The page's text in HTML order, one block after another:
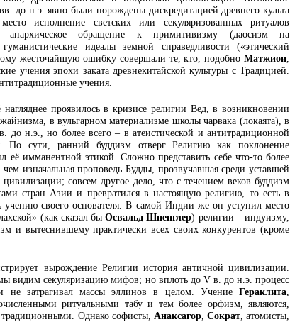
до н.э. явно были порождены дискредитацией древнего культа
исполнение светских или секуляризованных ритуалов
анархическое обращение к примитивизму (даосизм на
идеалы земной справедливости («этический
жесточайшую ошибку совершали те, кто, подобноМатжиои,
учения эпохи заката древнекитайской культуры с Традицией.
учения.
проявилось в кризисе религии Вед, в возникновении
в вульгарном материализме школы чарвака (локаята), в
до н.э., но более всего – в атеистической и антитрадиционной
По сути, ранний буддизм отверг Религию как поклонение
её имманентной этикой. Сложно представить себе что-то более
изначальная проповедь Будды, прозвучавшая среди уставшей
совсем другое дело, что с течением веков буддизм
стран Азии и превратился в настоящую религию, то есть в
учению своего основателя. В самой Индии же он уступил место
(как сказал быОсвальд Шпенглер) религии – индуизму,
и вытеснившему практически всех своих конкурентов (кроме
вырождение Религии история античной цивилизации.
видим секуляризацию мифов; но вплоть до V в. до н.э. процесс
не затрагивал массы эллинов в целом. Учение Гераклита,
ритуальными табу и тем более орфизм, являются,
Однако софисты, Анаксагор, Сократ, атомисты,